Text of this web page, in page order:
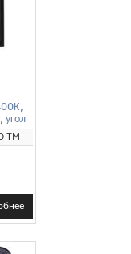
угол
TM